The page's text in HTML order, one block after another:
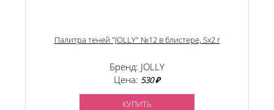
Палитра теней "JOLLY" №12 в блистере, 5х2 г
Бренд: JOLLY
Цена: 530 ₽
КУПИТЬ